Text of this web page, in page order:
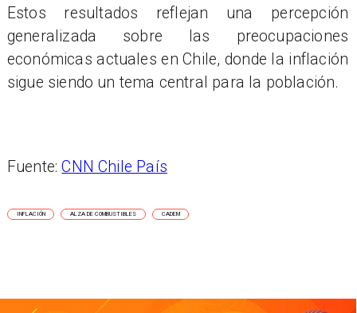
Estos resultados reflejan una percepción
generalizada sobre las preocupaciones
económicas actuales en Chile, donde la inflación
sigue siendo un tema central para la población.
Fuente:CNN Chile País
INFLACIÓN ALZA DE COMBUSTIBLES CADEM